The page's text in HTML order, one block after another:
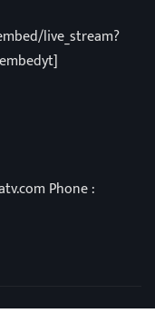
live_stream?
Phone :